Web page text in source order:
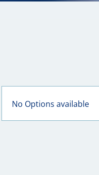
No Options available